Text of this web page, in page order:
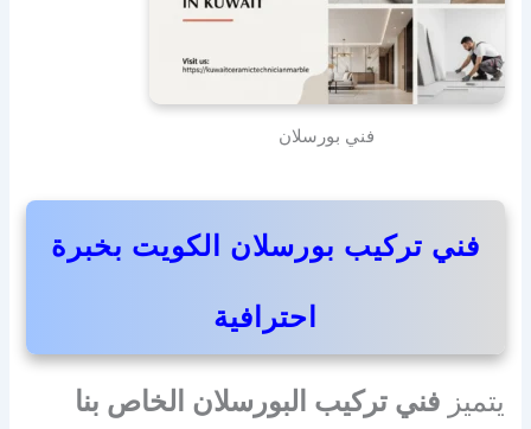
فني بورسلان
فني تركيب بورسلان الكويت بخبرة
احترافية
يتميزفني تركيب البورسلان الخاص بنا